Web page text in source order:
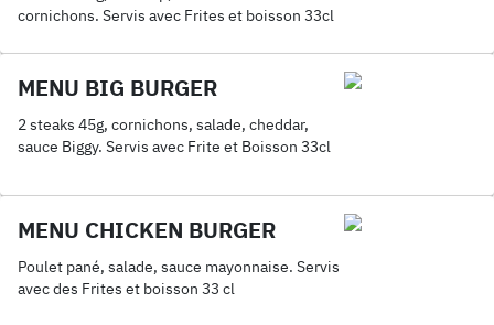
cornichons. Servis avec Frites et boisson 33cl
MENU BIG BURGER
2 steaks 45g, cornichons, salade, cheddar,
sauce Biggy. Servis avec Frite et Boisson 33cl
MENU CHICKEN BURGER
Poulet pané, salade, sauce mayonnaise. Servis
avec des Frites et boisson 33 cl